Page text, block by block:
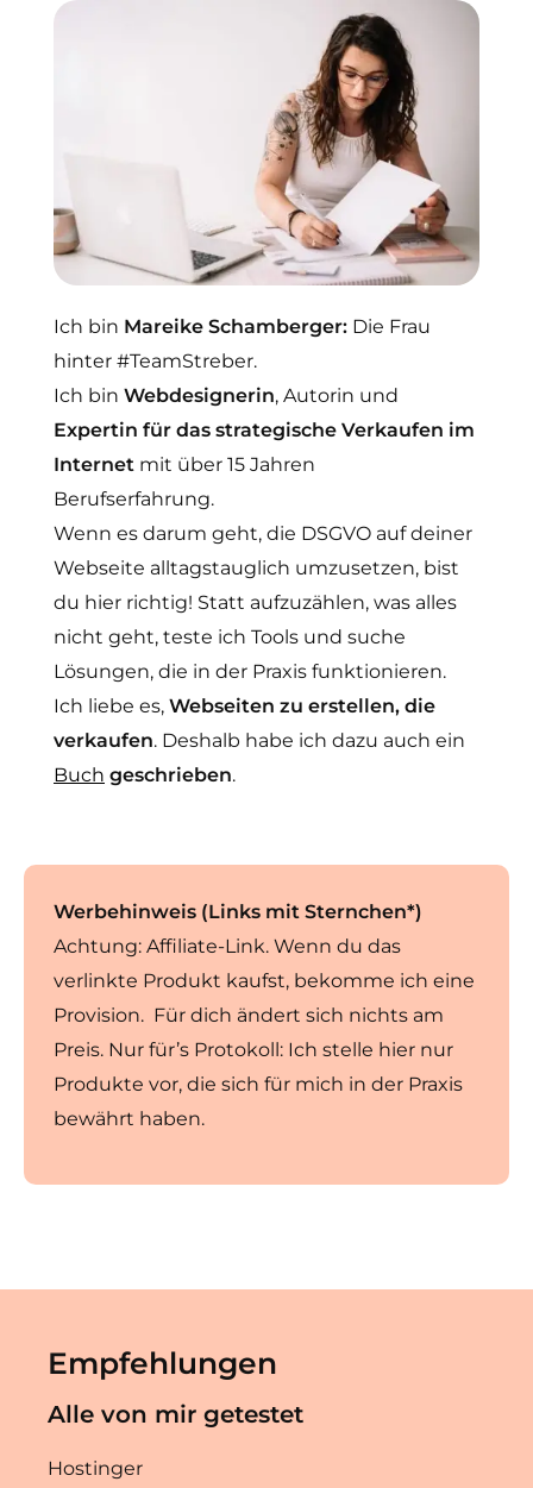
Ich bin Mareike Schamberger: Die Frau
hinter #TeamStreber.
Ich bin Webdesignerin, Autorin und
Expertin für das strategische Verkaufen im
Internet mit über 15 Jahren
Berufserfahrung.
Wenn es darum geht, die DSGVO auf deiner
Webseite alltagstauglich umzusetzen, bist
du hier richtig! Statt aufzuzählen, was alles
nicht geht, teste ich Tools und suche
Lösungen, die in der Praxis funktionieren.
Ich liebe es, Webseiten zu erstellen, die
verkaufen. Deshalb habe ich dazu auch ein
Buch geschrieben.
Werbehinweis (Links mit Sternchen*)
Achtung: Affiliate-Link. Wenn du das
verlinkte Produkt kaufst, bekomme ich eine
Provision. Für dich ändert sich nichts am
Preis. Nur für’s Protokoll: Ich stelle hier nur
Produkte vor, die sich für mich in der Praxis
bewährt haben.
Empfehlungen
Alle von mir getestet
Hostinger